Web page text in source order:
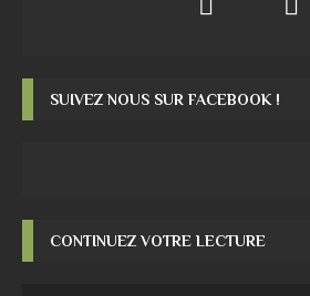
SUIVEZ NOUS SUR FACEBOOK !
CONTINUEZ VOTRE LECTURE